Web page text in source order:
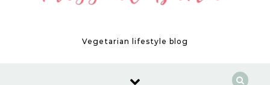
Vegetarian lifestyle blog